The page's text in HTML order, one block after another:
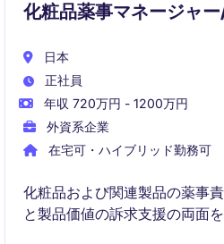
化粧品薬事マネージャ
日本
正社員
年収 720万円 - 1200万円
外資系企業
在宅可・ハイブリッド勤務可
化粧品および関連製品の薬事
と製品価値の訴求支援の両面